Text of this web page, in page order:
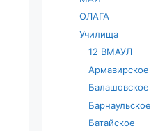
ОЛАГА
Училища
12 ВМАУЛ
Армавирское
Балашовское
Барнаульское
Батайское